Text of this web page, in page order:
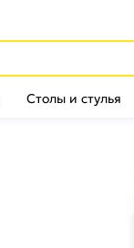
Столы и стулья